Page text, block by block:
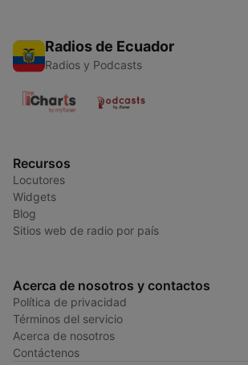
Radios de Ecuador
Radios y Podcasts
Recursos
Locutores
Widgets
Blog
Sitios web de radio por país
Acerca de nosotros y contactos
Política de privacidad
Términos del servicio
Acerca de nosotros
Contáctenos